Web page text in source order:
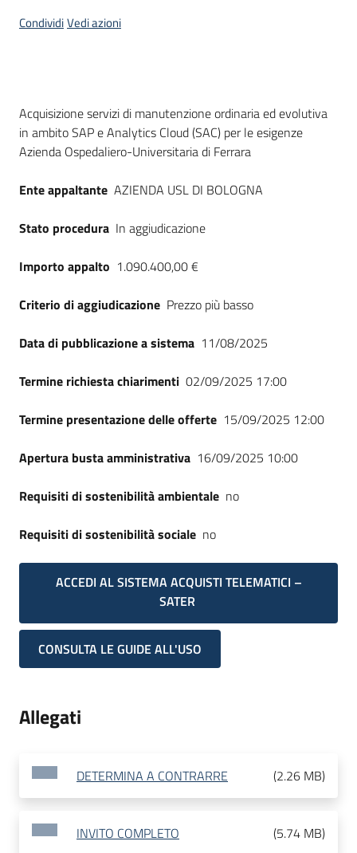
Seguici
CondividiVedi azioni
Dati del bando
Acquisizione servizi di manutenzione ordinaria ed evolutiva
in ambito SAP e Analytics Cloud (SAC) per le esigenze
Azienda Ospedaliero-Universitaria di Ferrara
Ente appaltante AZIENDA USL DI BOLOGNA
Stato procedura In aggiudicazione
Importo appalto 1.090.400,00 €
Criterio di aggiudicazione Prezzo più basso
Data di pubblicazione a sistema 11/08/2025
Termine richiesta chiarimenti 02/09/2025 17:00
Termine presentazione delle offerte 15/09/2025 12:00
Apertura busta amministrativa 16/09/2025 10:00
Requisiti di sostenibilità ambientale no
Requisiti di sostenibilità sociale no
ACCEDI AL SISTEMA ACQUISTI TELEMATICI –
SATER
CONSULTA LE GUIDE ALL'USO
Allegati
DETERMINA A CONTRARRE (2.26 MB)
INVITO COMPLETO (5.74 MB)